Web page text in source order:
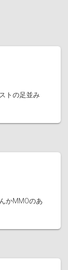
トの足並み
かMMOのあ